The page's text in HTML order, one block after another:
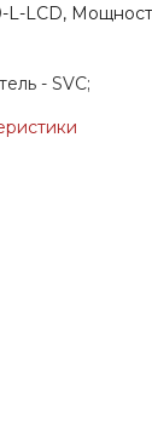
L-LCD,
-SVC;